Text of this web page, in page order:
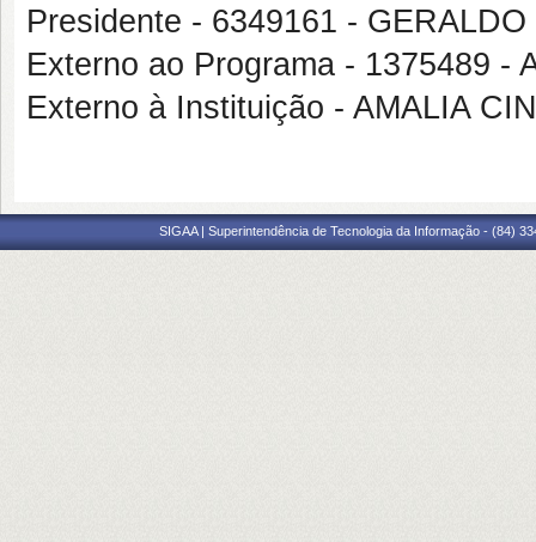
Presidente - 6349161 -
Externo ao Programa - 1375489 -
Externo à Instituição - AMALIA
SIGAA | Superintendência de Tecnologia da Informação - (84)